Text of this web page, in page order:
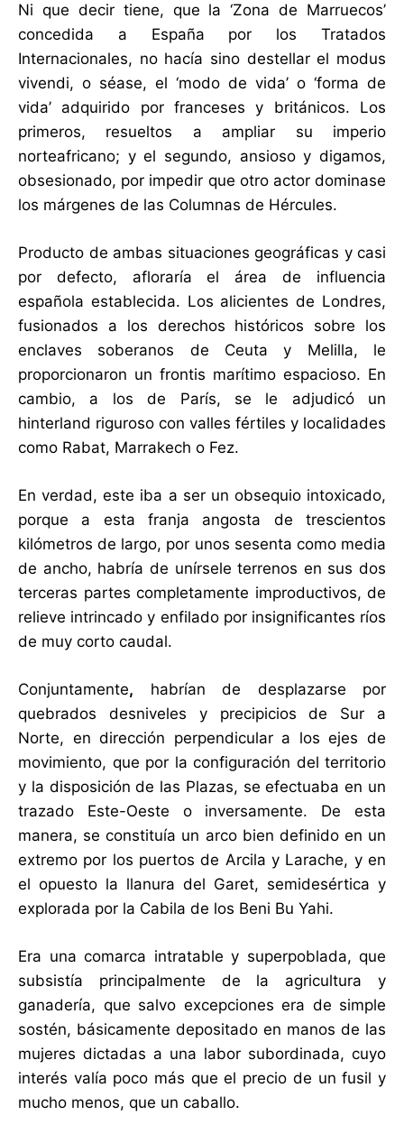
Ni que decir tiene, que la ‘Zona de Marruecos’
concedida a España por los Tratados
Internacionales, no hacía sino destellar el modus
vivendi, o séase, el ‘modo de vida’ o ‘forma de
vida’ adquirido por franceses y británicos. Los
primeros, resueltos a ampliar su imperio
norteafricano; y el segundo, ansioso y digamos,
obsesionado, por impedir que otro actor dominase
los márgenes de las Columnas de Hércules.
Producto de ambas situaciones geográficas y casi
por defecto, afloraría el área de influencia
española establecida. Los alicientes de Londres,
fusionados a los derechos históricos sobre los
enclaves soberanos de Ceuta y Melilla, le
proporcionaron un frontis marítimo espacioso. En
cambio, a los de París, se le adjudicó un
hinterland riguroso con valles fértiles y localidades
como Rabat, Marrakech o Fez.
En verdad, este iba a ser un obsequio intoxicado,
porque a esta franja angosta de trescientos
kilómetros de largo, por unos sesenta como media
de ancho, habría de unírsele terrenos en sus dos
terceras partes completamente improductivos, de
relieve intrincado y enfilado por insignificantes ríos
de muy corto caudal.
Conjuntamente, habrían de desplazarse por
quebrados desniveles y precipicios de Sur a
Norte, en dirección perpendicular a los ejes de
movimiento, que por la configuración del territorio
y la disposición de las Plazas, se efectuaba en un
trazado Este-Oeste o inversamente. De esta
manera, se constituía un arco bien definido en un
extremo por los puertos de Arcila y Larache, y en
el opuesto la llanura del Garet, semidesértica y
explorada por la Cabila de los Beni Bu Yahi.
Era una comarca intratable y superpoblada, que
subsistía principalmente de la agricultura y
ganadería, que salvo excepciones era de simple
sostén, básicamente depositado en manos de las
mujeres dictadas a una labor subordinada, cuyo
interés valía poco más que el precio de un fusil y
mucho menos, que un caballo.